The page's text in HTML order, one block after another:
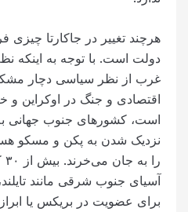
هرچند تغییر در جاکارتا چیزی
دولت است. با توجه به اینکه
غرب از نظر سیاسی دچار
اقتصادی و جنگ در اوکراین و
است، کشورهای جنوب جهانی
نزدیک شدن به پکن و مسکو
را
آسیای جنوب شرقی مانند
برای عضویت در بریکس یا ابراز